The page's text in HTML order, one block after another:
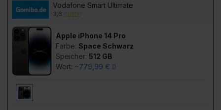
Vodafone Smart Ultimate
3,6
Apple iPhone 14 Pro
Farbe: Space Schwarz
Speicher:512 GB
Wert: ~779,99 €